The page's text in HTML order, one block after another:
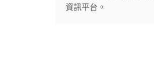
資訊平台。